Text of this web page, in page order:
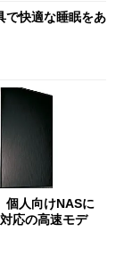
で快適な睡眠をあ
個人向けNASに
応の高速モデ